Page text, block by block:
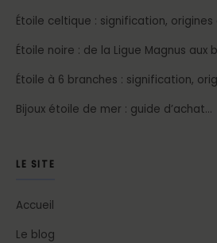
Étoile celtique : signification,
Étoile noire : de la Ligue Magnus aux
Étoile à 6 branches : signification,
Bijoux étoile de mer : guide d’achat…
LE SITE
Accueil
Le blog